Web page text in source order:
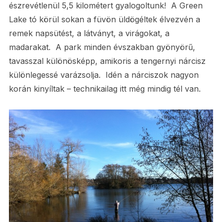
észrevétlenül 5,5 kilométert gyalogoltunk! A Green
Lake tó körül sokan a füvön üldögéltek élvezvén a
remek napsütést, a látványt, a virágokat, a
madarakat. A park minden évszakban gyönyörű,
tavasszal különösképp, amikoris a tengernyi nárcisz
különlegessé varázsolja. Idén a nárciszok nagyon
korán kinyíltak – technikailag itt még mindig tél van.